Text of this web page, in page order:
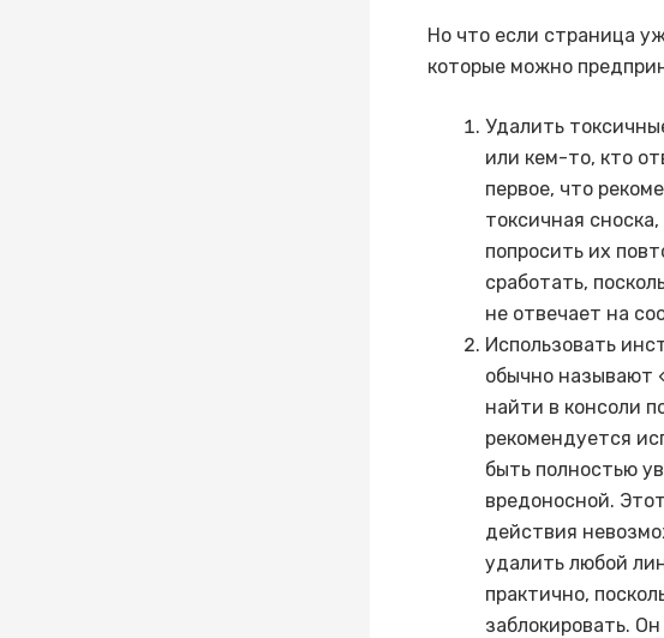
Но что если страница
которые можно
Удалить
или кем-то, кто
первое, что
токсичная
попросить их
сработать,
не отвечает на
Использовать
обычно называют
найти в консоли
рекомендуется
быть полностью
вредоносной.
действия
удалить любой
практично,
заблокировать.